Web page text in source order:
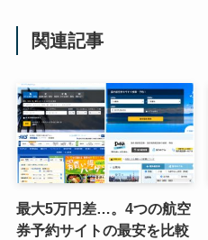
関連記事
最大5万円差…。4つの航空
券予約サイトの最安を比較